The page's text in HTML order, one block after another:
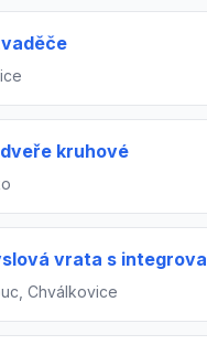
kruhové
vrata s
Chválkovice